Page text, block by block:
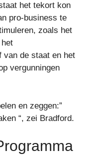
het tekort kon
pro-business te
zoals het
van de staat en het
vergunningen
en zeggen:”
“, zei Bradford.